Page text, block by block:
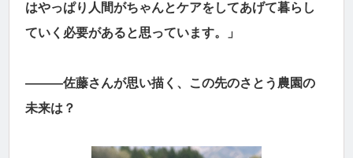
はやっぱり人間がちゃんとケアをしてあげて暮らし
ていく必要があると思っています。」
―――佐藤さんが思い描く、この先のさとう農園の
未来は？